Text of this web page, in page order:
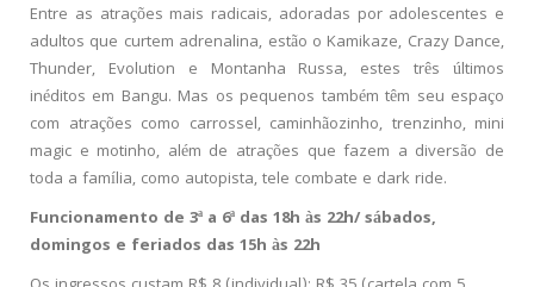
Entre as atrações mais radicais, adoradas por adolescentes e
adultos que curtem adrenalina, estão o Kamikaze, Crazy Dance,
Thunder, Evolution e Montanha Russa, estes três últimos
inéditos em Bangu. Mas os pequenos também têm seu espaço
com atrações como carrossel, caminhãozinho, trenzinho, mini
magic e motinho, além de atrações que fazem a diversão de
toda a família, como autopista, tele combate e dark ride.
Funcionamento de 3ª a 6ª das 18h às 22h/ sábados,
domingos e feriados das 15h às 22h